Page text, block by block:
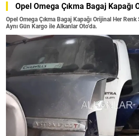
Opel Omega Çıkma Bagaj Kapağı
Opel Omega Çıkma Bagaj Kapağı Orijinal Her
Aynı Gün Kargo ile Alkanlar Oto'da.